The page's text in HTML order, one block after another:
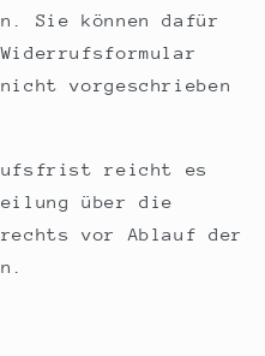
Sie können dafür
vorgeschrieben
reicht es
über die
vor Ablauf der